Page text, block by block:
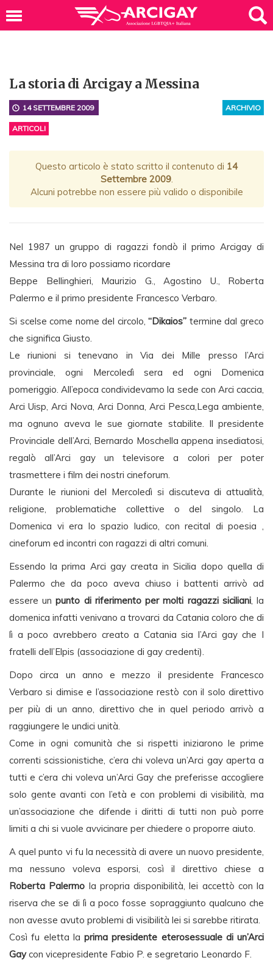
La storia di Arcigay a Messina
ARCHIVIO
14 SETTEMBRE 2009
ARTICOLI
Questo articolo è stato scritto il contenuto di 14
Settembre 2009.
Alcuni potrebbe non essere più valido o disponibile
Nel 1987 un gruppo di ragazzi fondò il primo Arcigay di
Messina tra di loro possiamo ricordare
Beppe Bellinghieri, Maurizio G., Agostino U., Roberta
Palermo e il primo presidente Francesco Verbaro.
Si scelse come nome del circolo,“Dikaios” termine dal greco
che significa Giusto.
Le riunioni si tenevano in Via dei Mille presso l’Arci
provinciale, ogni Mercoledì sera ed ogni Domenica
pomeriggio. All’epoca condividevamo la sede con Arci caccia,
Arci Uisp, Arci Nova, Arci Donna, Arci Pesca,Lega ambiente,
ma ognuno aveva le sue giornate stabilite. Il presidente
Provinciale dell’Arci, Bernardo Moschella appena insediatosi,
regalò all’Arci gay un televisore a colori per poter
trasmettere i film dei nostri cineforum.
Durante le riunioni del Mercoledì si discuteva di attualità,
religione, problematiche collettive o del singolo. La
Domenica vi era lo spazio ludico, con recital di poesia ,
cineforum ed incontri con ragazzi di altri comuni.
Essendo la prima Arci gay creata in Sicilia dopo quella di
Palermo che da poco aveva chiuso i battenti arrivò ad
essere unpunto di riferimento per molti ragazzi siciliani, la
domenica infatti venivano a trovarci da Catania coloro che di
lì a poco avrebbero creato a Catania sia l’Arci gay che I
fratelli dell’Elpis (associazione di gay credenti).
Dopo circa un anno e mezzo il presidente Francesco
Verbaro si dimise e l’associazione restò con il solo direttivo
per più di un anno, direttivo che in quel periodo arrivò a
raggiungere le undici unità.
Come in ogni comunità che si rispetti iniziarono le prime
correnti scissionistiche, c’era chi voleva un’Arci gay aperta a
tutti e c’era chi voleva un’Arci Gay che preferisse accogliere
solo gente avanti con l’età e con problemi di visibilità, ma
un’associazione che difende i diritti di tutti non può porre
limiti a chi si vuole avvicinare per chiedere o proporre aiuto.
A quel punto vi fu la necessità di avere un nuovo presidente,
ma nessuno voleva esporsi, così il direttivo chiese a
Roberta Palermo la propria disponibilità, lei accettò con la
riserva che se di lì a poco fosse sopraggiunto qualcuno che
non avesse avuto problemi di visibilità lei si sarebbe ritirata.
Così fu eletta la prima presidente eterosessuale di un’Arci
Gaycon vicepresidente Fabio P. e segretario Leonardo F.